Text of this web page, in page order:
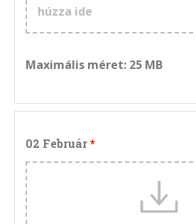
húzza ide
Maximális méret: 25 MB
02 Február